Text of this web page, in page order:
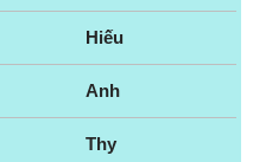
Hiếu
Anh
Thy